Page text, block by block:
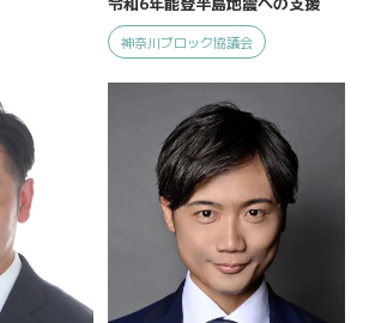
神奈川ブロック協議会